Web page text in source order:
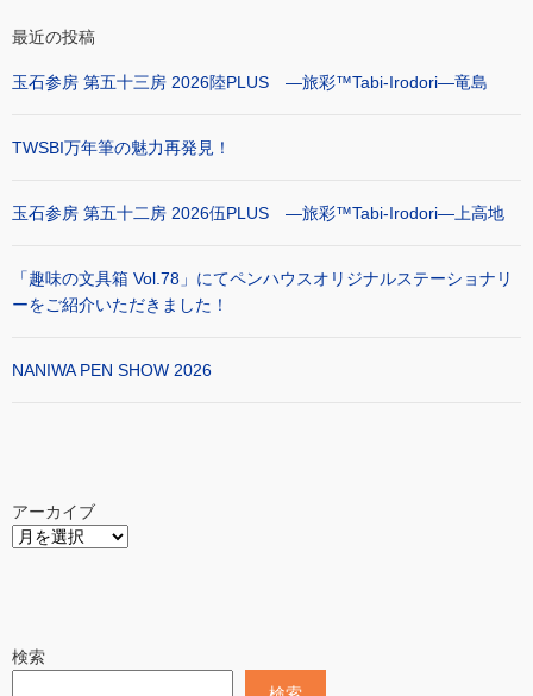
最近の投稿
玉石参房 第五十三房 2026陸PLUS ―旅彩™Tabi-Irodori―竜島
TWSBI万年筆の魅力再発見！
玉石参房 第五十二房 2026伍PLUS ―旅彩™Tabi-Irodori―上高地
「趣味の文具箱 Vol.78」にてペンハウスオリジナルステーショナリ
ーをご紹介いただきました！
NANIWA PEN SHOW 2026
アーカイブ
検索